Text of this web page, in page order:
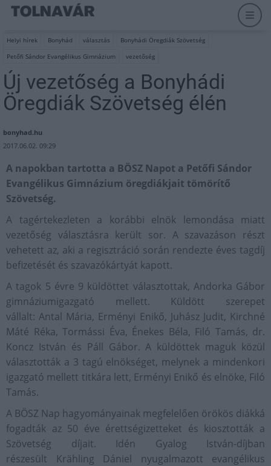
Helyi hírek Bonyhád választás
Bonyhádi Öregdiák Szövetség
Petőfi Sándor Evangélikus Gimnázium
vezetőség
Új vezetőség a Bonyhádi
Öregdiák Szövetség élén
bonyhad.hu
2017.06.02. 09:29
A napokban tartotta a BÖSZ Napot a Petőfi Sándor
Evangélikus Gimnázium öregdiákjait tömörítő
Szövetség.
A tagértekezleten a korábbi elnök lemondása miatt
vezetőség választásra került sor. A szavazáson részt
vehetett az, aki a regisztráció során rendezte éves tagdíj
befizetését és szavazókártyát kapott.
A tagok 5 évre 9 küldöttet választottak, Andorka Gábor
gimnáziumigazgató mellett. Küldött szerepet
vállalt: Antal Mária, Erményi Enikő, Juhász Judit, Kirchné
Máté Réka, Tormássi Éva, Énekes Béla, Filó Tamás, dr.
Koncz István és Páll Gábor. A küldöttek maguk közül
választották a 3 tagú elnökséget, melynek a mindenkori
igazgató mellett titkára lett, Erményi Enikő és elnöke, Filó
Tamás.
A BÖSZ Nap hagyományainak megfelelően örökös diákká
fogadták az 50 éve érettségizetteket és kiosztották a
Szövetség díjait. Idén Gyalog István-díjban
részesült Krähling Dániel nyugalmazott evangélikus